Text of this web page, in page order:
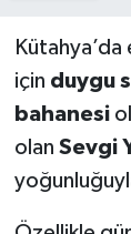
için duygu
bahanesi
olan Sevgi
Siyaset
Spor